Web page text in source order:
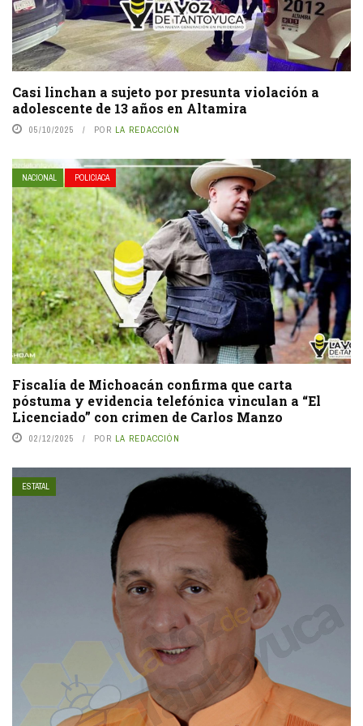
Casi linchan a sujeto por presunta violación a
adolescente de 13 años en Altamira
05/10/2025 POR LA REDACCIÓN
NACIONAL POLICIACA
Fiscalía de Michoacán confirma que carta
póstuma y evidencia telefónica vinculan a “El
Licenciado” con crimen de Carlos Manzo
02/12/2025 POR LA REDACCIÓN
ESTATAL